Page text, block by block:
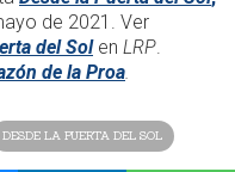
de 2021. Ver
del Solen LRP.
de la Proa.​
DESDE LA PUERTA DEL SOL